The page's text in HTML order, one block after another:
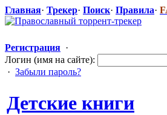
Главная· Трекер· Поиск· Правила·
Регистрация ·
Логин (имя на сайте):
· Забыли пароль?
Детские книги